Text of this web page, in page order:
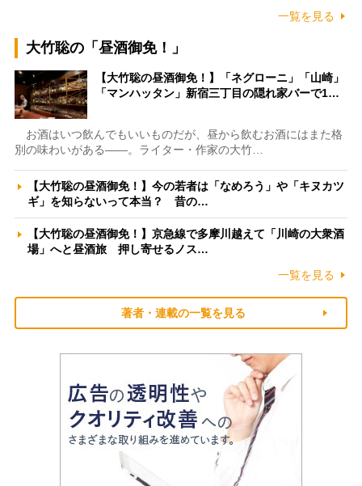
一覧を見る
大竹聡の「昼酒御免！」
【大竹聡の昼酒御免！】「ネグローニ」「山崎」
「マンハッタン」新宿三丁目の隠れ家バーで1…
お酒はいつ飲んでもいいものだが、昼から飲むお酒にはまた格
別の味わいがある――。ライター・作家の大竹…
【大竹聡の昼酒御免！】今の若者は「なめろう」や「キヌカツ
ギ」を知らないって本当？ 昔の…
【大竹聡の昼酒御免！】京急線で多摩川越えて「川崎の大衆酒
場」へと昼酒旅 押し寄せるノス…
一覧を見る
著者・連載の一覧を見る